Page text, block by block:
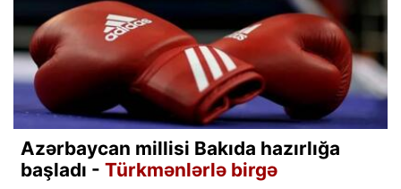
Azərbaycan millisi Bakıda hazırlığa
başladı - Türkmənlərlə birgə